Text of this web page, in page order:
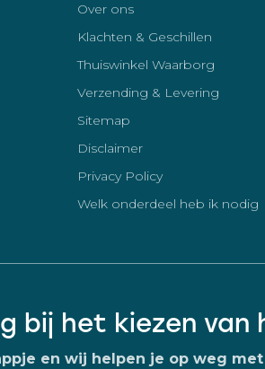
Over ons
Klachten & Geschillen
Thuiswinkel Waarborg
Verzending & Levering
Sitemap
Disclaimer
Privacy Policy
Welk onderdeel heb ik nodig
bij het kiezen
en wij helpen je op weg